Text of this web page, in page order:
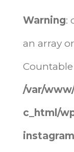
Warning:
an array
/var/
c_html/